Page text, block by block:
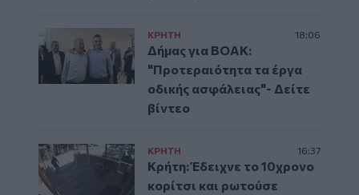
ΚΡΗΤΗ 18:06
Δήμας για ΒΟΑΚ:
"Προτεραιότητα τα έργα
οδικής ασφάλειας"- Δείτε
βίντεο
ΚΡΗΤΗ 16:37
Κρήτη: Έδειχνε το 10χρονο
κορίτσι και ρωτούσε